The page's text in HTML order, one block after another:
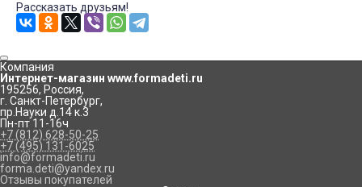
Рассказать друзьям!
Компания
Интернет-магазин www.formadeti.ru
195256, Россия,
г. Санкт-Петербург,
пр.Науки д.14 к.3
Пн-пт 11-16ч
+7 (812) 628-50-25
+7 (495) 131-6025
info@formadeti.ru
forma.deti@yandex.ru
Отзывы покупателей